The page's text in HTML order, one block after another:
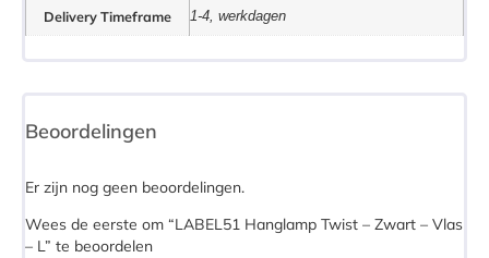
Delivery Timeframe 1-4, werkdagen
Beoordelingen
Er zijn nog geen beoordelingen.
Wees de eerste om “LABEL51 Hanglamp Twist – Zwart – Vlas
– L” te beoordelen